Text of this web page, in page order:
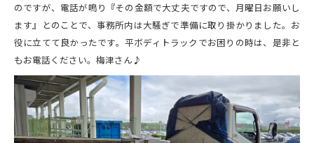
のですが、電話が鳴り『その金額で大丈夫ですので、月曜日お願いし
ます』とのことで、事務所内は大騒ぎで準備に取り掛かりました。お
役に立てて良かったです。平ボディトラックでお困りの時は、是非と
もお電話ください。梅津さん♪